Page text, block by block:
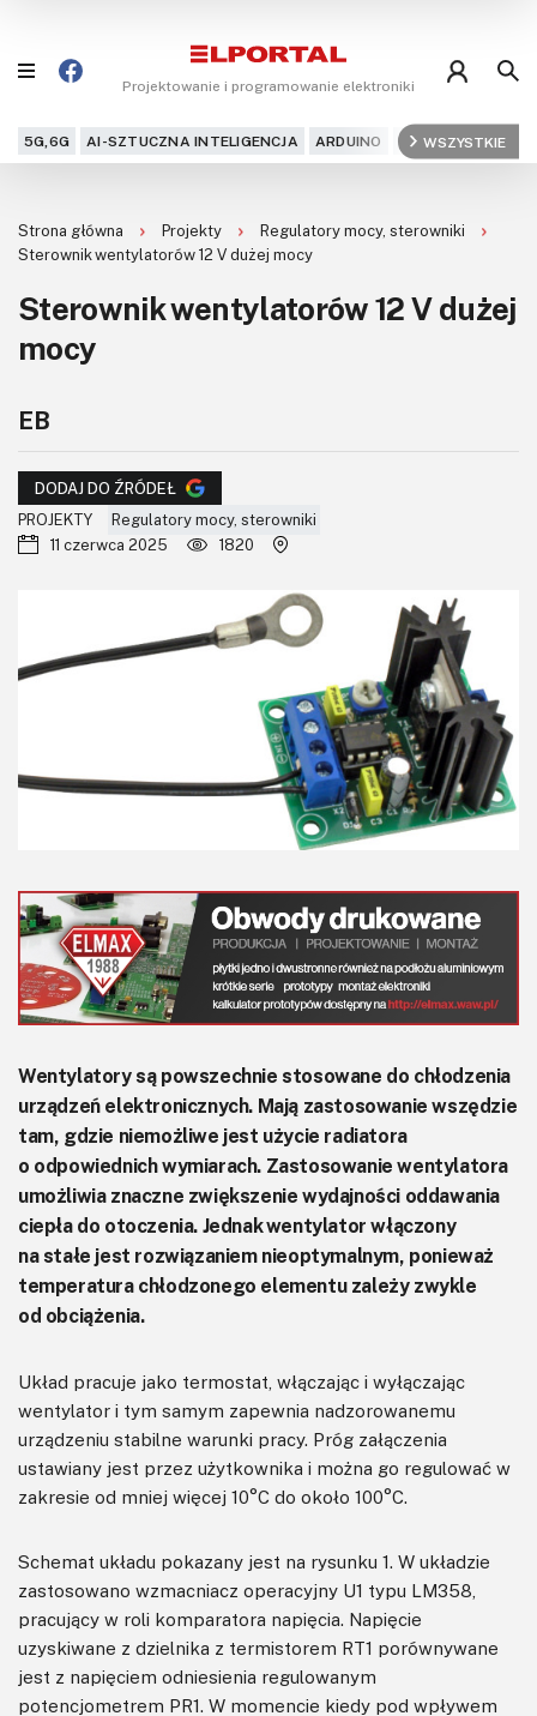
Projektowanie i programowanie elektroniki
5G,6G AI-SZTUCZNA INTELIGENCJA ARDUINO ARM AUDIO
WSZYSTKIE
Projekty
Kursy
Dla Ciebie
KITy AVT
Newsletter
Strona główna Projekty
Regulatory mocy, sterowniki
Sterownik wentylatorów 12 V dużej mocy
Sterownik wentylatorów 12 V dużej
mocy
EB
DODAJ DO ŹRÓDEŁ
PROJEKTY
Regulatory mocy, sterowniki
11 czerwca 2025
1820
Wentylatory są powszechnie stosowane do chłodzenia
urządzeń elektronicznych. Mają zastosowanie wszędzie
tam, gdzie niemożliwe jest użycie radiatora
o odpowiednich wymiarach. Zastosowanie wentylatora
umożliwia znaczne zwiększenie wydajności oddawania
ciepła do otoczenia. Jednak wentylator włączony
na stałe jest rozwiązaniem nieoptymalnym, ponieważ
temperatura chłodzonego elementu zależy zwykle
od obciążenia.
Układ pracuje jako termostat, włączając i wyłączając
wentylator i tym samym zapewnia nadzorowanemu
urządzeniu stabilne warunki pracy. Próg załączenia
ustawiany jest przez użytkownika i można go regulować w
zakresie od mniej więcej 10°C do około 100°C.
Schemat układu pokazany jest na rysunku 1. W układzie
zastosowano wzmacniacz operacyjny U1 typu LM358,
pracujący w roli komparatora napięcia. Napięcie
uzyskiwane z dzielnika z termistorem RT1 porównywane
jest z napięciem odniesienia regulowanym
potencjometrem PR1. W momencie kiedy pod wpływem